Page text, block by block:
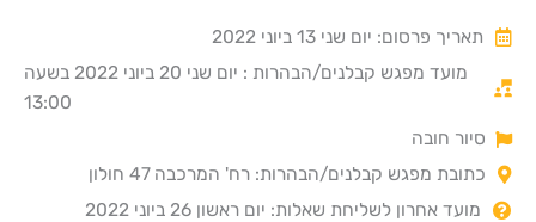
תאריך פרסום: יום שני 13 ביוני 2022
מועד מפגש קבלנים/הבהרות : יום שני 20 ביוני 2022 בשעה
13:00
סיור חובה
כתובת מפגש קבלנים/הבהרות: רח' המרכבה 47 חולון
מועד אחרון לשליחת שאלות: יום ראשון 26 ביוני 2022